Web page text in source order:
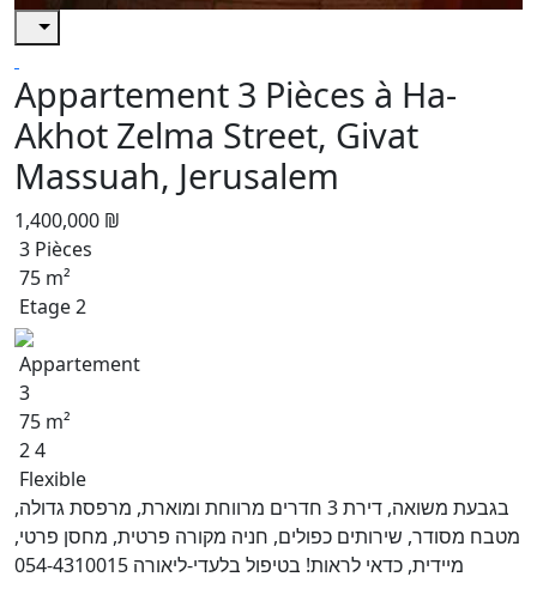
Appartement 3 Pièces à Ha-
Akhot Zelma Street, Givat
Massuah, Jerusalem
1,400,000 ₪
3 Pièces
75 m²
Etage 2
Appartement
3
75 m²
2 4
Flexible
בגבעת משואה, דירת 3 חדרים מרווחת ומוארת, מרפסת גדולה,
מטבח מסודר, שירותים כפולים, חניה מקורה פרטית, מחסן פרטי,
מיידית, כדאי לראות! בטיפול בלעדי-ליאורה 054-4310015